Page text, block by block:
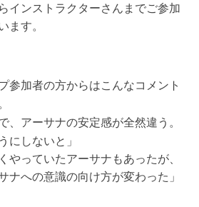
インストラクターさんまでご参加
ます。
参加者の方からはこんなコメント
、アーサナの安定感が全然違う。
にしないと」
やっていたアーサナもあったが、
ナへの意識の向け方が変わった」